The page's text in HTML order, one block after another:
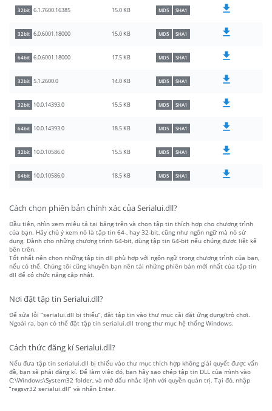
32bit 6.1.7600.16385 15.0 KB MD5 SHA1
32bit 6.0.6001.18000 15.0 KB MD5 SHA1
64bit 6.0.6001.18000 17.5 KB MD5 SHA1
32bit 5.1.2600.0 14.0 KB MD5 SHA1
32bit 10.0.14393.0 15.5 KB MD5 SHA1
64bit 10.0.14393.0 18.5 KB MD5 SHA1
32bit 10.0.10586.0 15.5 KB MD5 SHA1
64bit 10.0.10586.0 18.5 KB MD5 SHA1
Cách chọn phiên bản chính xác của Serialui.dll?
Đầu tiên, nhìn xem miêu tả tại bảng trên và chọn tập tin thích hợp cho chương trình
của bạn. Hãy chú ý xem nó là tập tin 64-, hay 32-bit, cũng như ngôn ngữ mà nó sử
dụng. Dành cho những chương trình 64-bit, dùng tập tin 64-bit nếu chúng được liệt kê
bên trên.
Tốt nhất nên chọn những tập tin dll phù hợp với ngôn ngữ trong chương trình của bạn,
nếu có thể. Chúng tôi cũng khuyên bạn nên tải những phiên bản mới nhất của tập tin
dll để có chức năng cập nhật.
Nơi đặt tập tin Serialui.dll?
Để sửa lỗi “serialui.dll bị thiếu”, đặt tập tin vào thư mục cài đặt ứng dụng/trò chơi.
Ngoài ra, bạn có thể đặt tập tin serialui.dll trong thư mục hệ thống Windows.
Cách thức đăng kí Serialui.dll?
Nếu đưa tập tin serialui.dll bị thiếu vào thư mục thích hợp không giải quyết được vấn
đề, bạn sẽ phải đăng kí. Để làm việc đó, bạn hãy sao chép tập tin DLL của mình vào
C:\Windows\System32 folder, và mở dấu nhắc lệnh với quyền quản trị. Tại đó, nhập
“regsvr32 serialui.dll” và nhấn Enter.